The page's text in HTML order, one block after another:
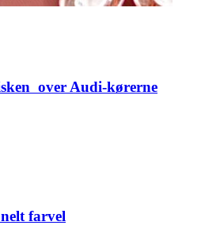
over Audi-kørerne
farvel